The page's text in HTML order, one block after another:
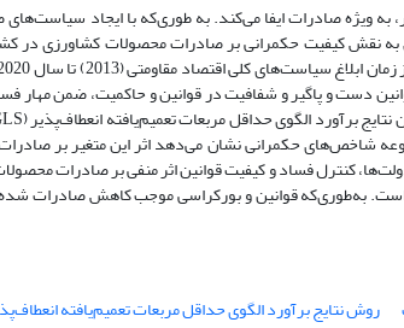
ویژه صادرات ایفا می‌کند. به طوری‌که با ایجاد
دست و پاگیر و شفافیت در قوانین و حاکمیت، ضمن مهار
شاخص‌های حکمرانی نشان می‌دهد اثر این متغیر بر
کنترل فساد و کیفیت قوانین اثر منفی بر صادرات
به‌طوری‌که قوانین و بورکراسی موجب کاهش صادرات
روش نتایج برآورد الگوی حداقل مربعات تعمیم‌یافته